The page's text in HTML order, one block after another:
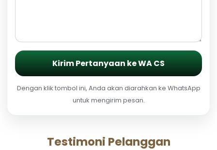
Kirim Pertanyaan ke WA CS
Dengan klik tombol ini, Anda akan diarahkan ke WhatsApp
untuk mengirim pesan.
Testimoni Pelanggan